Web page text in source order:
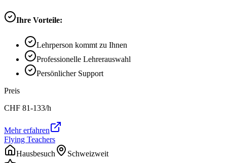
Ihre Vorteile:
Lehrperson kommt zu Ihnen
Professionelle Lehrerauswahl
Persönlicher Support
Preis
CHF 81-133/h
Mehr erfahren
Flying Teachers
Hausbesuch
Schweizweit